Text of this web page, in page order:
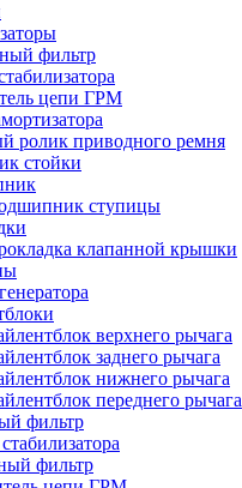
фильтр
цепи ГРМ
ролик приводного ремня
стойки
ступицы
клапанной крышки
верхнего рычага
заднего рычага
нижнего рычага
переднего рычага
фильтр
фильтр